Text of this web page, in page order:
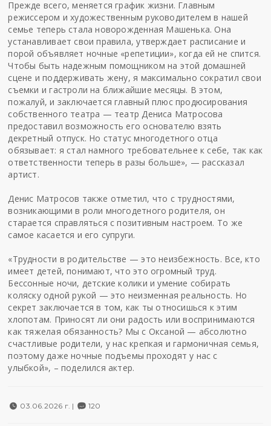
Прежде всего, меняется график жизни. Главным
режиссером и художественным руководителем в нашей
семье теперь стала новорожденная Машенька. Она
устанавливает свои правила, утверждает расписание и
порой объявляет ночные «репетиции», когда ей не спится.
Чтобы быть надежным помощником на этой домашней
сцене и поддерживать жену, я максимально сократил свои
съемки и гастроли на ближайшие месяцы. В этом,
пожалуй, и заключается главный плюс продюсирования
собственного театра — театр Дениса Матросова
предоставил возможность его основателю взять
декретный отпуск. Но статус многодетного отца
обязывает: я стал намного требовательнее к себе, так как
ответственности теперь в разы больше», — рассказал
артист.
Денис Матросов также отметил, что с трудностями,
возникающими в роли многодетного родителя, он
старается справляться с позитивным настроем. То же
самое касается и его супруги.
«Трудности в родительстве — это неизбежность. Все, кто
имеет детей, понимают, что это огромный труд.
Бессонные ночи, детские колики и умение собирать
коляску одной рукой — это неизменная реальность. Но
секрет заключается в том, как ты относишься к этим
хлопотам. Приносят ли они радость или воспринимаются
как тяжелая обязанность? Мы с Оксаной — абсолютно
счастливые родители, у нас крепкая и гармоничная семья,
поэтому даже ночные подъемы проходят у нас с
улыбкой», – поделился актер.
03.06.2026 г. | 120